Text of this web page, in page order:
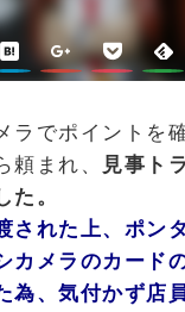
ラでポイントを
頼まれ、
見事ト
た。
された上、ポン
カメラのカード
為、気付かず店